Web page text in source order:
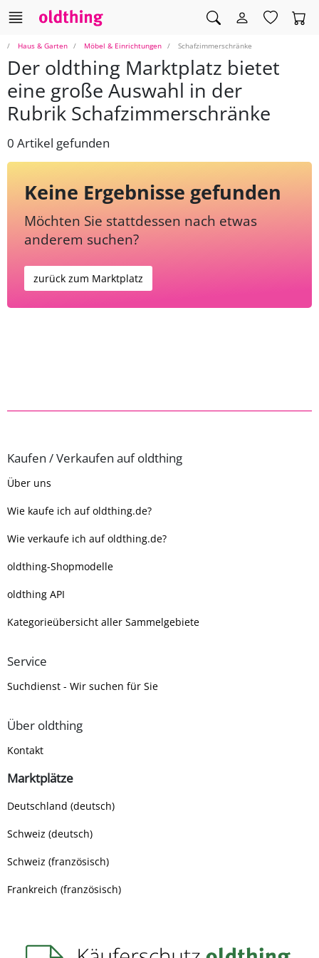
Haus & Garten Möbel & Einrichtungen Schafzimmerschränke
Der oldthing Marktplatz bietet
eine große Auswahl in der
Rubrik Schafzimmerschränke
0 Artikel gefunden
Keine Ergebnisse gefunden
Möchten Sie stattdessen nach etwas
anderem suchen?
zurück zum Marktplatz
Kaufen / Verkaufen auf oldthing
Über uns
Wie kaufe ich auf oldthing.de?
Wie verkaufe ich auf oldthing.de?
oldthing-Shopmodelle
oldthing API
Kategorieübersicht aller Sammelgebiete
Service
Suchdienst - Wir suchen für Sie
Über oldthing
Kontakt
Marktplätze
Deutschland (deutsch)
Schweiz (deutsch)
Schweiz (französisch)
Frankreich (französisch)